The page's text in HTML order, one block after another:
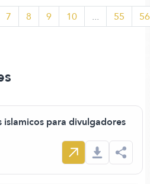
7 8 9 10 ... 55 56
para divulgadores